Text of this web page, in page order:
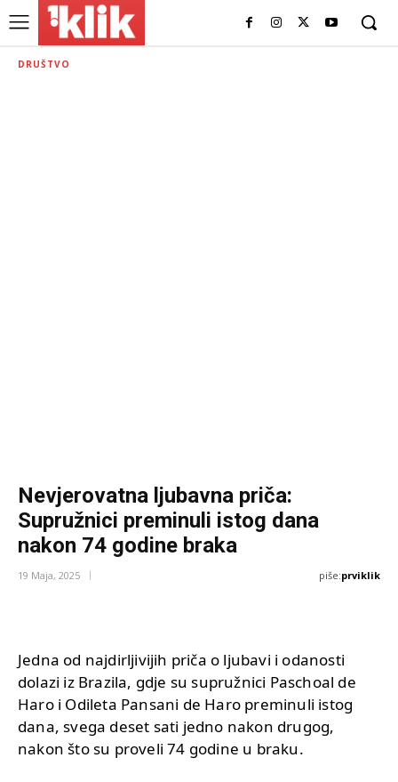
DRUŠTVO
Nevjerovatna ljubavna priča:
Supružnici preminuli istog dana
nakon 74 godine braka
19 Maja, 2025 piše:prviklik
Jedna od najdirljivijih priča o ljubavi i odanosti
dolazi iz Brazila, gdje su supružnici Paschoal de
Haro i Odileta Pansani de Haro preminuli istog
dana, svega deset sati jedno nakon drugog,
nakon što su proveli 74 godine u braku.